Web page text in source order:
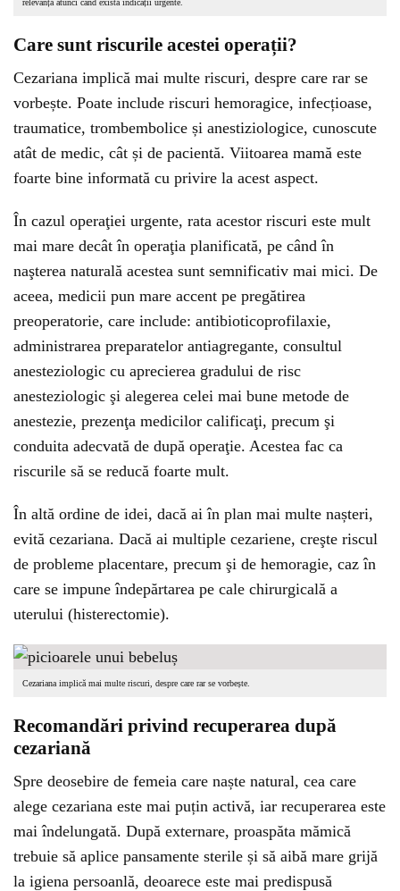
relevanță atunci când există indicații urgente.
Care sunt riscurile acestei operații?
Cezariana implică mai multe riscuri, despre care rar se
vorbește. Poate include riscuri hemoragice, infecțioase,
traumatice, trombembolice și anestiziologice, cunoscute
atât de medic, cât și de pacientă. Viitoarea mamă este
foarte bine informată cu privire la acest aspect.
În cazul operaţiei urgente, rata acestor riscuri este mult
mai mare decât în operaţia planificată, pe când în
naşterea naturală acestea sunt semnificativ mai mici. De
aceea, medicii pun mare accent pe pregătirea
preoperatorie, care include: antibioticoprofilaxie,
administrarea preparatelor antiagregante, consultul
anesteziologic cu aprecierea gradului de risc
anesteziologic şi alegerea celei mai bune metode de
anestezie, prezenţa medicilor calificaţi, precum şi
conduita adecvată de după operaţie. Acestea fac ca
riscurile să se reducă foarte mult.
În altă ordine de idei, dacă ai în plan mai multe nașteri,
evită cezariana. Dacă ai multiple cezariene, creşte riscul
de probleme placentare, precum şi de hemoragie, caz în
care se impune îndepărtarea pe cale chirurgicală a
uterului (histerectomie).
Cezariana implică mai multe riscuri, despre care rar se vorbește.
Recomandări privind recuperarea după
cezariană
Spre deosebire de femeia care naște natural, cea care
alege cezariana este mai puțin activă, iar recuperarea este
mai îndelungată. După externare, proaspăta mămică
trebuie să aplice pansamente sterile și să aibă mare grijă
la igiena persoanlă, deoarece este mai predispusă